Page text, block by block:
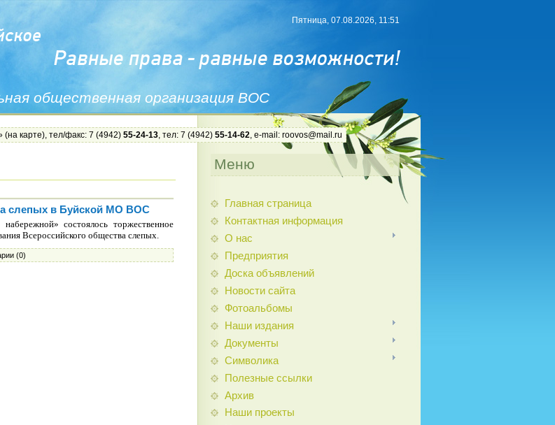
общественная организация ВОС
Пятница, 07.08.2026, 11:51
(на карте), тел/факс: 7 (4942) 55-24-13, тел: 7 (4942) 55-14-62, e-mail: roovos@mail.ru
слепых в Буйской МО ВОС
состоялось торжественное
Всероссийского общества слепых.
(0)
Меню
Главная страница
Контактная информация
О нас
Предприятия
Доска объявлений
Новости сайта
Фотоальбомы
Наши издания
Документы
Символика
Полезные ссылки
Архив
Наши проекты